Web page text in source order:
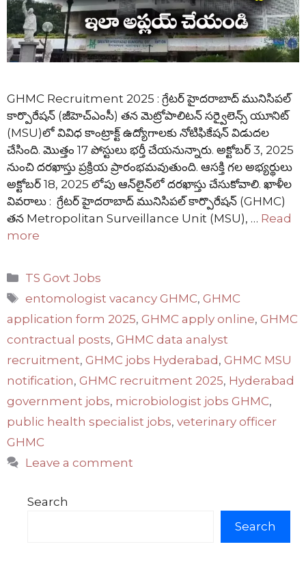
GHMC Recruitment 2025 : గ్రేటర్ హైదరాబాద్ మునిసిపల్
కార్పొరేషన్ (జీహెచ్‌ఎంసీ) తన మెట్రోపాలిటన్ సర్వైలెన్స్ యూనిట్
(MSU)లో వివిధ కాంట్రాక్ట్ ఉద్యోగాలకు నోటిఫికేషన్ విడుదల
చేసింది. మొత్తం 17 పోస్టులు భర్తీ చేయనున్నారు. అక్టోబర్ 3, 2025
నుంచి దరఖాస్తు ప్రక్రియ ప్రారంభమవుతుంది. ఆసక్తి గల అభ్యర్థులు
అక్టోబర్ 18, 2025 లోపు ఆన్‌లైన్‌లో దరఖాస్తు చేసుకోవాలి. ఖాళీల
వివరాలు : గ్రేటర్ హైదరాబాద్ మునిసిపల్ కార్పొరేషన్ (GHMC)
తన Metropolitan Surveillance Unit (MSU), … Read
more
Categories
TS Govt Jobs
Tags
entomologist vacancy GHMC,GHMC
application form 2025, GHMC apply online, GHMC
contractual posts, GHMC data analyst
recruitment, GHMC jobs Hyderabad, GHMC MSU
notification, GHMC recruitment 2025, Hyderabad
government jobs, microbiologist jobs GHMC,
public health specialist jobs, veterinary officer
GHMC
Leave a comment
Search
Search